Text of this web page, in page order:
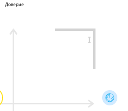
Доверие
I